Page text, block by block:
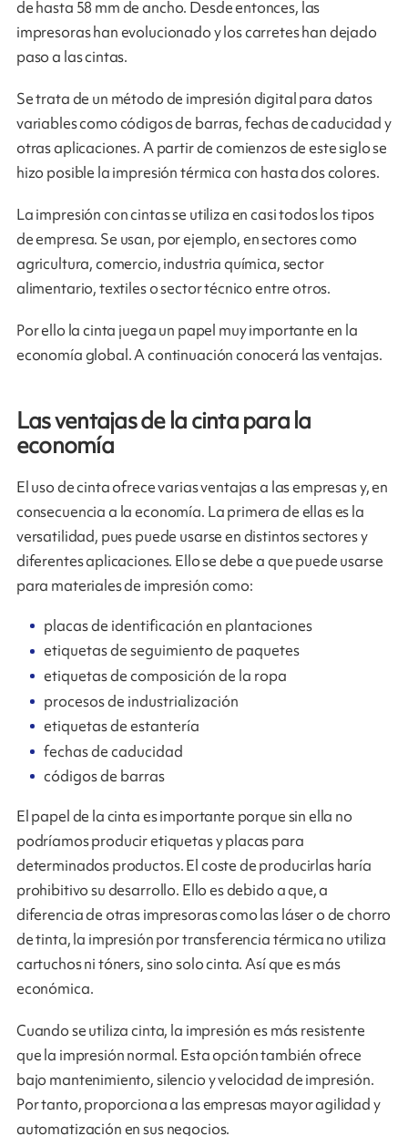
de hasta 58 mm de ancho. Desde entonces, las
impresoras han evolucionado y los carretes han dejado
paso a las cintas.
Se trata de un método de impresión digital para datos
variables como códigos de barras, fechas de caducidad y
otras aplicaciones. A partir de comienzos de este siglo se
hizo posible la impresión térmica con hasta dos colores.
La impresión con cintas se utiliza en casi todos los tipos
de empresa. Se usan, por ejemplo, en sectores como
agricultura, comercio, industria química, sector
alimentario, textiles o sector técnico entre otros.
Por ello la cinta juega un papel muy importante en la
economía global. A continuación conocerá las ventajas.
Las ventajas de la cinta para la
economía
El uso de cinta ofrece varias ventajas a las empresas y, en
consecuencia a la economía. La primera de ellas es la
versatilidad, pues puede usarse en distintos sectores y
diferentes aplicaciones. Ello se debe a que puede usarse
para materiales de impresión como:
placas de identificación en plantaciones
etiquetas de seguimiento de paquetes
etiquetas de composición de la ropa
procesos de industrialización
etiquetas de estantería
fechas de caducidad
códigos de barras
El papel de la cinta es importante porque sin ella no
podríamos producir etiquetas y placas para
determinados productos. El coste de producirlas haría
prohibitivo su desarrollo. Ello es debido a que, a
diferencia de otras impresoras como las láser o de chorro
de tinta, la impresión por transferencia térmica no utiliza
cartuchos ni tóners, sino solo cinta. Así que es más
económica.
Cuando se utiliza cinta, la impresión es más resistente
que la impresión normal. Esta opción también ofrece
bajo mantenimiento, silencio y velocidad de impresión.
Por tanto, proporciona a las empresas mayor agilidad y
automatización en sus negocios.